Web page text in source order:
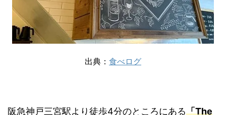
出典： 食べログ
阪急神戸三宮駅より徒歩4分のところにある「The